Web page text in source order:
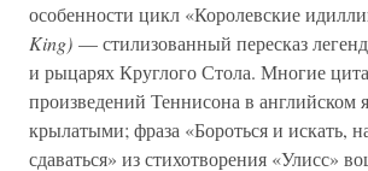
особенности цикл «Королевские
King) — стилизованный пересказ
и рыцарях Круглого Стола. Многие
произведений Теннисона в английском
крылатыми; фраза «Бороться и искать,
сдаваться» из стихотворения «Улисс»